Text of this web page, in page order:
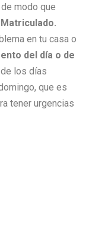
modo que
en tu casa o
del día o de
los días
que es
tener urgencias